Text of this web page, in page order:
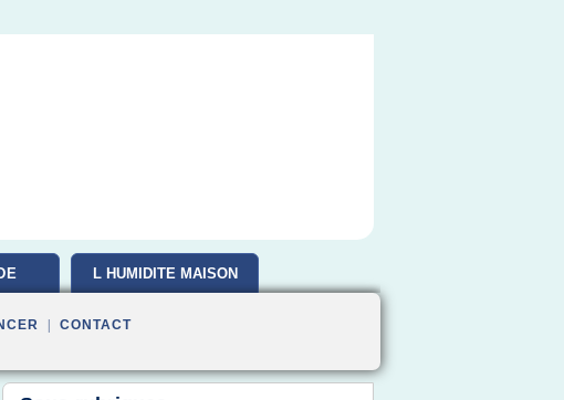
L HUMIDITE MAISON
CONTACT